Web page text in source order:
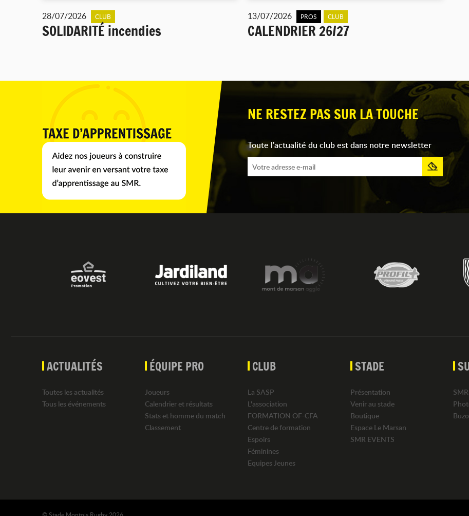
28/07/2026 CLUB
SOLIDARITÉ incendies
13/07/2026 PROS CLUB
CALENDRIER 26/27
NE RESTEZ PAS SUR LA TOUCHE
Toute l'actualité du club est dans notre newsletter
ACTUALITÉS
Toutes les actualités
Tous les événements
ÉQUIPE PRO
Joueurs
Calendrier et résultats
Stats et homme du match
Classement
CLUB
La SASP
L'association
FORMATION OF-CFA
Centre de formation
Espoirs
Féminines
Equipes Jeunes
STADE
Présentation
Venir au stade
Boutique
Espace Le Marsan
SMR EVENTS